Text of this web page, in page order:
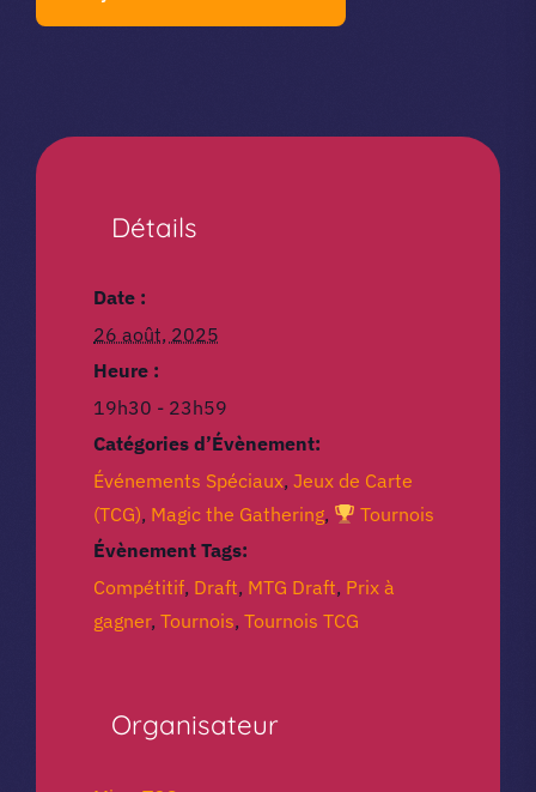
Détails
Date :
26 août, 2025
Heure :
19h30 - 23h59
Catégories d’Évènement:
Événements Spéciaux, Jeux de Carte
(TCG), Magic the Gathering,
Tournois
Évènement Tags:
Compétitif, Draft, MTG Draft, Prix à
gagner, Tournois, Tournois TCG
Organisateur